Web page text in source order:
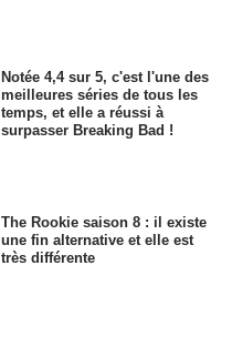
Notée 4,4 sur 5, c'est l'une des
meilleures séries de tous les
temps, et elle a réussi à
surpasser Breaking Bad !
The Rookie saison 8 : il existe
une fin alternative et elle est
très différente